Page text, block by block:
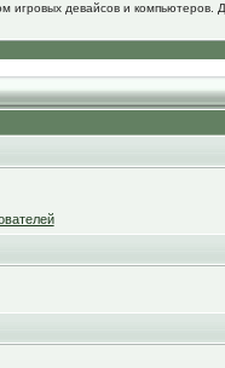
девайсов и компьютеров.